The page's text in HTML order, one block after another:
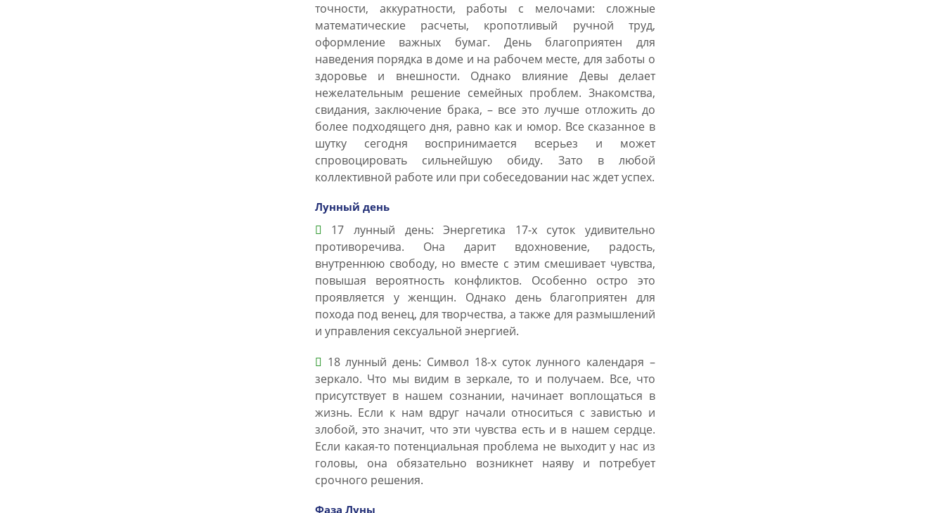
точности, аккуратности, работы с мелочами: сложные
математические расчеты, кропотливый ручной труд,
оформление важных бумаг. День благоприятен для
наведения порядка в доме и на рабочем месте, для заботы о
здоровье и внешности. Однако влияние Девы делает
нежелательным решение семейных проблем. Знакомства,
свидания, заключение брака, – все это лучше отложить до
более подходящего дня, равно как и юмор. Все сказанное в
шутку сегодня воспринимается всерьез и может
спровоцировать сильнейшую обиду. Зато в любой
коллективной работе или при собеседовании нас ждет успех.
Лунный день
17 лунный день: Энергетика 17-х суток удивительно
противоречива. Она дарит вдохновение, радость,
внутреннюю свободу, но вместе с этим смешивает чувства,
повышая вероятность конфликтов. Особенно остро это
проявляется у женщин. Однако день благоприятен для
похода под венец, для творчества, а также для размышлений
и управления сексуальной энергией.
18 лунный день: Символ 18-х суток лунного календаря –
зеркало. Что мы видим в зеркале, то и получаем. Все, что
присутствует в нашем сознании, начинает воплощаться в
жизнь. Если к нам вдруг начали относиться с завистью и
злобой, это значит, что эти чувства есть и в нашем сердце.
Если какая-то потенциальная проблема не выходит у нас из
головы, она обязательно возникнет наяву и потребует
срочного решения.
Фаза Луны